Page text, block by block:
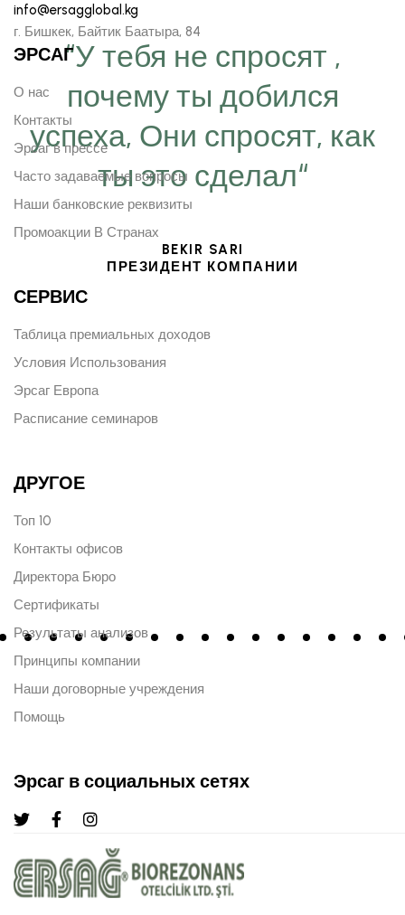
“У тебя не спросят ,
почему ты добился
успеха, Они спросят, как
ты это сделал“
BEKIR SARI
ПРЕЗИДЕНТ КОМПАНИИ
info@ersagglobal.kg
г. ​Бишкек, Байтик Баатыра, 84
ЭРСАГ
О нас
Контакты
Эрсаг в прессе
Часто задаваемые вопросы
Наши банковские реквизиты
Промоакции В Странах
СЕРВИС
Таблица премиальных доходов
Условия Использования
Эрсаг Европа
Расписание семинаров
ДРУГОЕ
Топ 10
Контакты офисов
Директора Бюро
Сертификаты
Результаты анализов
Принципы компании
Наши договорные учреждения
Помощь
Эрсаг в социальных сетях